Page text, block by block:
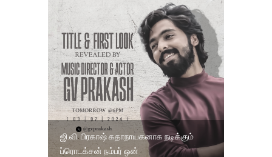
ஜி.வி. பிரகாஷ் கதாநாயகனாக நடிக்கும்
ப்ரொடக்சன் நம்பர் ஒன்